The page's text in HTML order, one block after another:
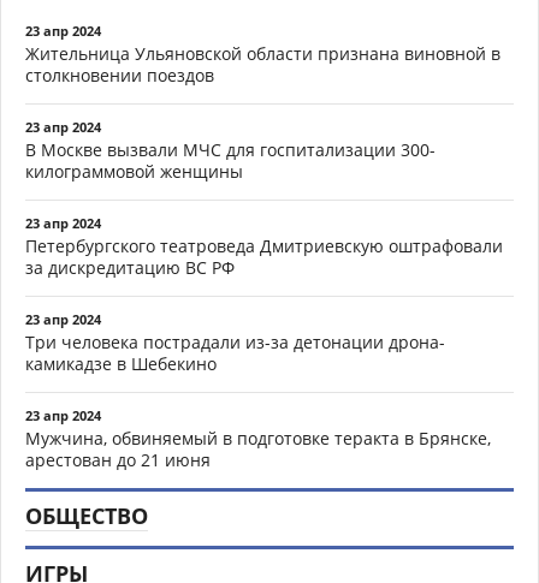
23 апр 2024
Жительница Ульяновской области признана виновной в
столкновении поездов
23 апр 2024
В Москве вызвали МЧС для госпитализации 300-
килограммовой женщины
23 апр 2024
Петербургского театроведа Дмитриевскую оштрафовали
за дискредитацию ВС РФ
23 апр 2024
Три человека пострадали из-за детонации дрона-
камикадзе в Шебекино
23 апр 2024
Мужчина, обвиняемый в подготовке теракта в Брянске,
арестован до 21 июня
ОБЩЕСТВО
ИГРЫ